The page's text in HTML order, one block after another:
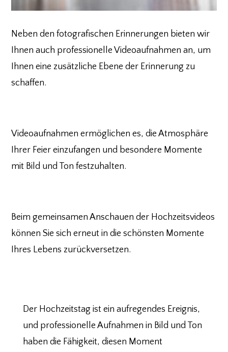
Neben den fotografischen Erinnerungen bieten wir
Ihnen auch professionelle Videoaufnahmen an, um
Ihnen eine zusätzliche Ebene der Erinnerung zu
schaffen.
Videoaufnahmen ermöglichen es, die Atmosphäre
Ihrer Feier einzufangen und besondere Momente
mit Bild und Ton festzuhalten.
Beim gemeinsamen Anschauen der Hochzeitsvideos
können Sie sich erneut in die schönsten Momente
Ihres Lebens zurückversetzen.
Der Hochzeitstag ist ein aufregendes Ereignis,
und professionelle Aufnahmen in Bild und Ton
haben die Fähigkeit, diesen Moment